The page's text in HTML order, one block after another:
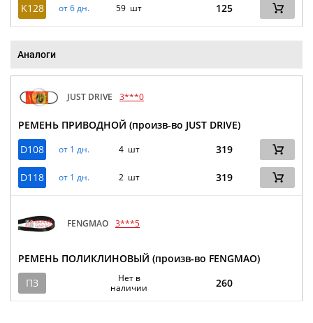
K128 от 6 дн. 59 шт 125
Аналоги
JUST DRIVE 3***0
РЕМЕНЬ ПРИВОДНОЙ (произв-во JUST DRIVE)
D108
от 1 дн. 4 шт 319
D118 от 1 дн. 2 шт 319
FENGMAO 3***5
РЕМЕНЬ ПОЛИКЛИНОВЫЙ (произв-во FENGMAO)
ПЗ
Нет в
наличии
260